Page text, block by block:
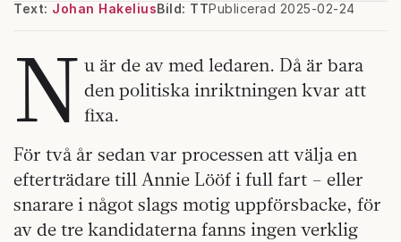
Text: Johan Hakelius Publicerad 2025-02-24
Bild: TT
N u är de av med ledaren. Då är bara
den politiska inriktningen kvar att
fixa.
För två år sedan var processen att välja en
efterträdare till Annie Lööf i full fart – eller
snarare i något slags motig uppförsbacke, för
av de tre kandidaterna fanns ingen verklig